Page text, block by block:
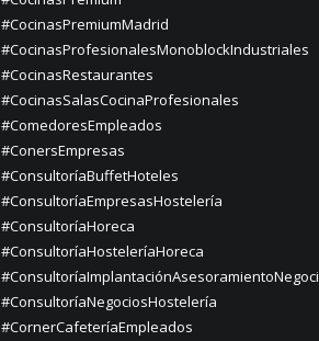
#CocinasPremiumMadrid
#CocinasProfesionalesMonoblockIndustriales
#CocinasRestaurantes
#CocinasSalasCocinaProfesionales
#ComedoresEmpleados
#ConersEmpresas
#ConsultoríaBuffetHoteles
#ConsultoríaEmpresasHostelería
#ConsultoríaHoreca
#ConsultoríaHosteleríaHoreca
#ConsultoríaNegociosHostelería
#CornerCafeteríaEmpleados